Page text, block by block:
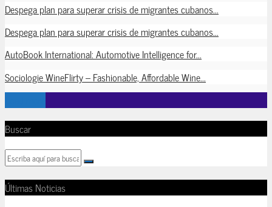
Despega plan para superar crisis de migrantes cubanos...
Despega plan para superar crisis de migrantes cubanos...
AutoBook International: Automotive Intelligence for...
Sociologie WineFlirty – Fashionable, Affordable Wine...
Buscar
Últimas Noticias